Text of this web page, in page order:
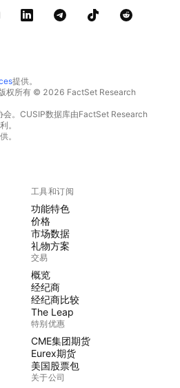
提供。
权所有 © 2026 FactSet Research
。CUSIP数据库由FactSet Research
。
。
工具和订阅
功能特色
价格
市场数据
礼物方案
交易
概览
经纪商
经纪商比较
The Leap
特别优惠
CME集团期货
Eurex期货
美国股票包
关于公司